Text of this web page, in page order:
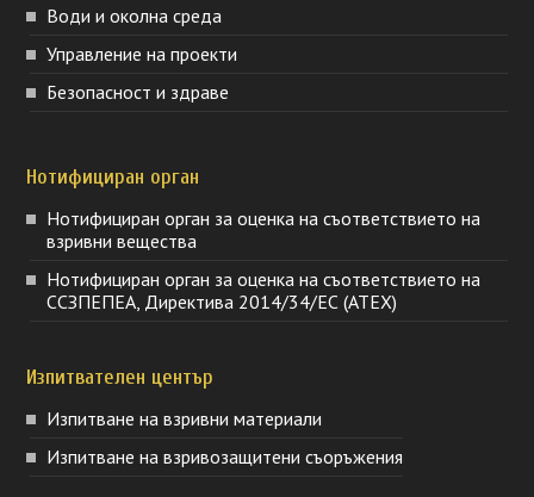
Води и околна среда
Управление на проекти
Безопасност и здраве
Нотифициран орган
Нотифициран орган за оценка на съответствието на
взривни вещества
Нотифициран орган за оценка на съответствието на
ССЗПЕПЕА, Директива 2014/34/ЕС (ATEX)
Изпитвателен център
Изпитване на взривни материали
Изпитване на взривозащитени съоръжения